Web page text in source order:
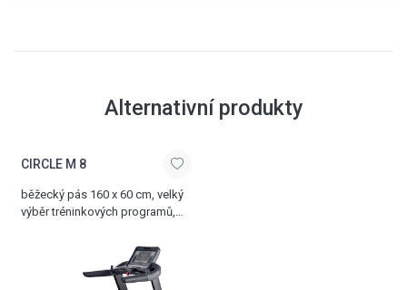
Alternativní produkty
CIRCLE M 8
běžecký pás 160 x 60 cm, velký
výběr tréninkových programů,
chodem, rychlost 0,5-25 km/h,
sklon 0-20 %, USB port, intuitivní
19" LED konzole, nastavitelný